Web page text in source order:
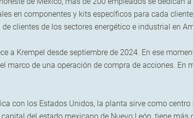
en componentes y kits específicos para cada
clientes de los sectores energético e industrial en
a Krempel desde septiembre de 2024. En ese
marco de una operación de compra de acciones.
con los Estados Unidos, la planta sirve como